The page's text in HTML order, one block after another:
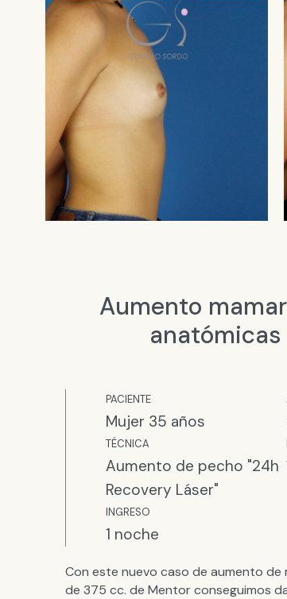
Aumento
PACIENTE
Mujer 35 años
TÉCNICA
Aumento de pecho "24h
Recovery Láser"
INGRESO
1 noche
Con este nuevo caso de aumento
de 375 cc. de Mentor conseguimos